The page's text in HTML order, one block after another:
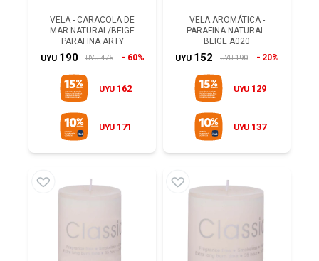
VELA - CARACOLA DE
MAR NATURAL/BEIGE
PARAFINA ARTY
UYU 190 UYU 475 60%
UYU 162
UYU 171
VELA AROMÁTICA -
PARAFINA NATURAL-
BEIGE A020
UYU 152 UYU 190 20%
UYU 129
UYU 137